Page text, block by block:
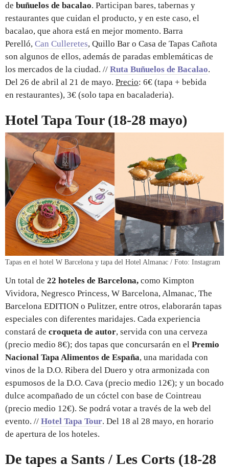
de buñuelos de bacalao. Participan bares, tabernas y
restaurantes que cuidan el producto, y en este caso, el
bacalao, que ahora está en mejor momento. Barra
Perelló, Can Culleretes, Quillo Bar o Casa de Tapas Cañota
son algunos de ellos, además de paradas emblemáticas de
los mercados de la ciudad. // Ruta Buñuelos de Bacalao.
Del 26 de abril al 21 de mayo. Precio: 6€ (tapa + bebida
en restaurantes), 3€ (solo tapa en bacaladeria).
Hotel Tapa Tour (18-28 mayo)
Tapas en el hotel W Barcelona y tapa del Hotel Almanac / Foto: Instagram
Un total de 22 hoteles de Barcelona, como Kimpton
Vividora, Negresco Princess, W Barcelona, Almanac, The
Barcelona EDITION o Pulitzer, entre otros, elaborarán tapas
especiales con diferentes maridajes. Cada experiencia
constará de croqueta de autor, servida con una cerveza
(precio medio 8€); dos tapas que concursarán en el Premio
Nacional Tapa Alimentos de España, una maridada con
vinos de la D.O. Ribera del Duero y otra armonizada con
espumosos de la D.O. Cava (precio medio 12€); y un bocado
dulce acompañado de un cóctel con base de Cointreau
(precio medio 12€). Se podrá votar a través de la web del
evento. // Hotel Tapa Tour. Del 18 al 28 mayo, en horario
de apertura de los hoteles.
De tapes a Sants / Les Corts (18-28